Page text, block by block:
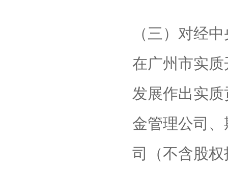
（三）对经
在广州市实
发展作出实
金管理公司
司（不含股